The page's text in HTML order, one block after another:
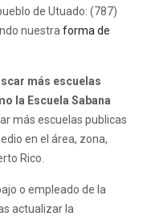
de Utuado: (787)
nuestra forma de
más escuelas
la Escuela Sabana
más escuelas publicas
en el área, zona,
Rico.
o empleado de la
actualizar la